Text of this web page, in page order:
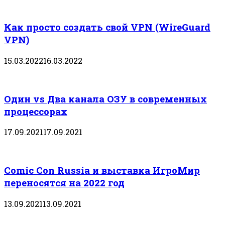
Как просто создать свой VPN (WireGuard
VPN)
15.03.202216.03.2022
Один vs Два канала ОЗУ в современных
процессорах
17.09.202117.09.2021
Comic Con Russia и выставка ИгроМир
переносятся на 2022 год
13.09.202113.09.2021